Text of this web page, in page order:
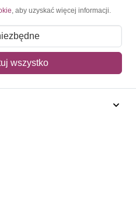
Południowy 1979
, aby uzyskać więcej informacji.
wszystko